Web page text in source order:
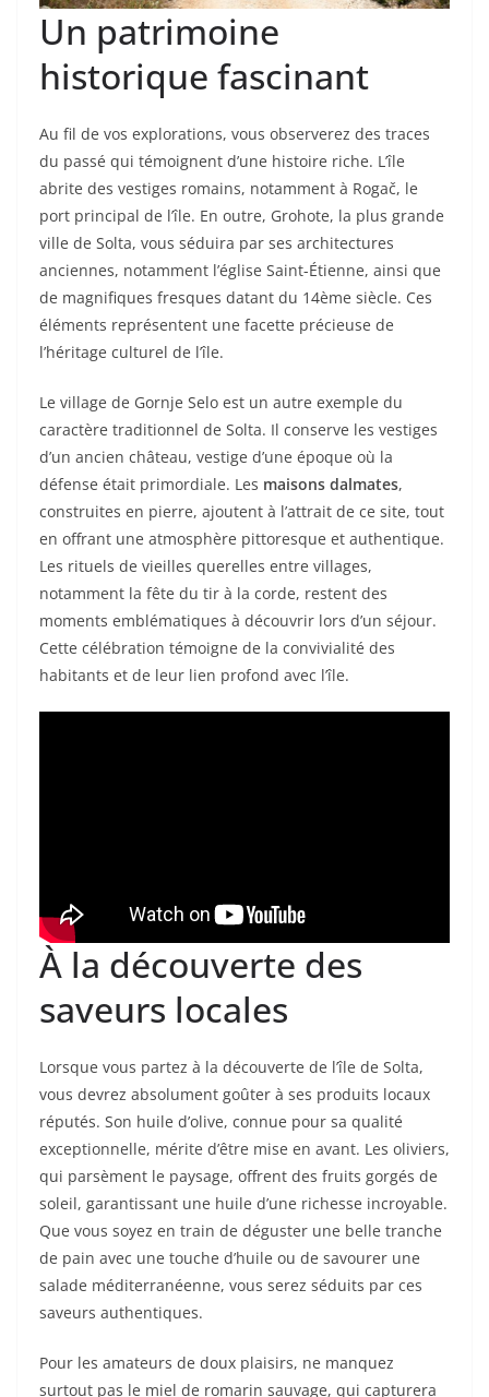
Un patrimoine
historique fascinant
Au fil de vos explorations, vous observerez des traces
du passé qui témoignent d’une histoire riche. L’île
abrite des vestiges romains, notamment à Rogač, le
port principal de l’île. En outre, Grohote, la plus grande
ville de Solta, vous séduira par ses architectures
anciennes, notamment l’église Saint-Étienne, ainsi que
de magnifiques fresques datant du 14ème siècle. Ces
éléments représentent une facette précieuse de
l’héritage culturel de l’île.
Le village de Gornje Selo est un autre exemple du
caractère traditionnel de Solta. Il conserve les vestiges
d’un ancien château, vestige d’une époque où la
défense était primordiale. Les maisons dalmates,
construites en pierre, ajoutent à l’attrait de ce site, tout
en offrant une atmosphère pittoresque et authentique.
Les rituels de vieilles querelles entre villages,
notamment la fête du tir à la corde, restent des
moments emblématiques à découvrir lors d’un séjour.
Cette célébration témoigne de la convivialité des
habitants et de leur lien profond avec l’île.
À la découverte des
saveurs locales
Lorsque vous partez à la découverte de l’île de Solta,
vous devrez absolument goûter à ses produits locaux
réputés. Son huile d’olive, connue pour sa qualité
exceptionnelle, mérite d’être mise en avant. Les oliviers,
qui parsèment le paysage, offrent des fruits gorgés de
soleil, garantissant une huile d’une richesse incroyable.
Que vous soyez en train de déguster une belle tranche
de pain avec une touche d’huile ou de savourer une
salade méditerranéenne, vous serez séduits par ces
saveurs authentiques.
Pour les amateurs de doux plaisirs, ne manquez
surtout pas le miel de romarin sauvage, qui capturera